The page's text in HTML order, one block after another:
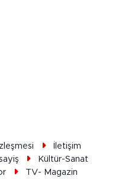
İletişim
Kültür-Sanat
TV- Magazin